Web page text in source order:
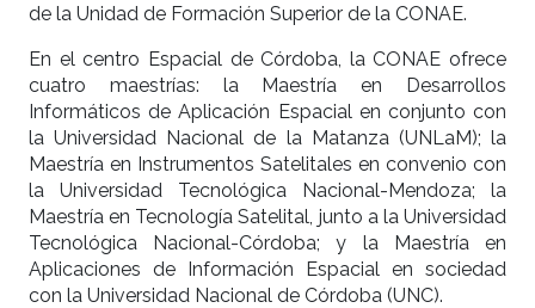
de la Unidad de Formación Superior de la CONAE.
En el centro Espacial de Córdoba, la CONAE ofrece
cuatro maestrías: la Maestría en Desarrollos
Informáticos de Aplicación Espacial en conjunto con
la Universidad Nacional de la Matanza (UNLaM); la
Maestría en Instrumentos Satelitales en convenio con
la Universidad Tecnológica Nacional-Mendoza; la
Maestría en Tecnología Satelital, junto a la Universidad
Tecnológica Nacional-Córdoba; y la Maestría en
Aplicaciones de Información Espacial en sociedad
con la Universidad Nacional de Córdoba (UNC).